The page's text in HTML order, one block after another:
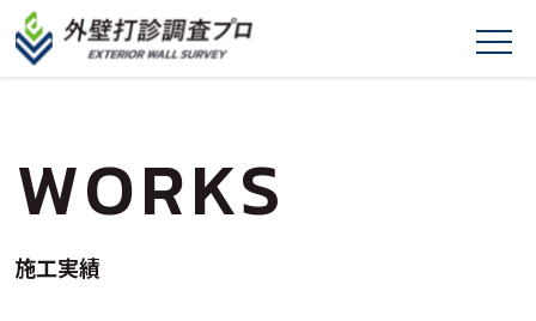
WORKS
施工実績